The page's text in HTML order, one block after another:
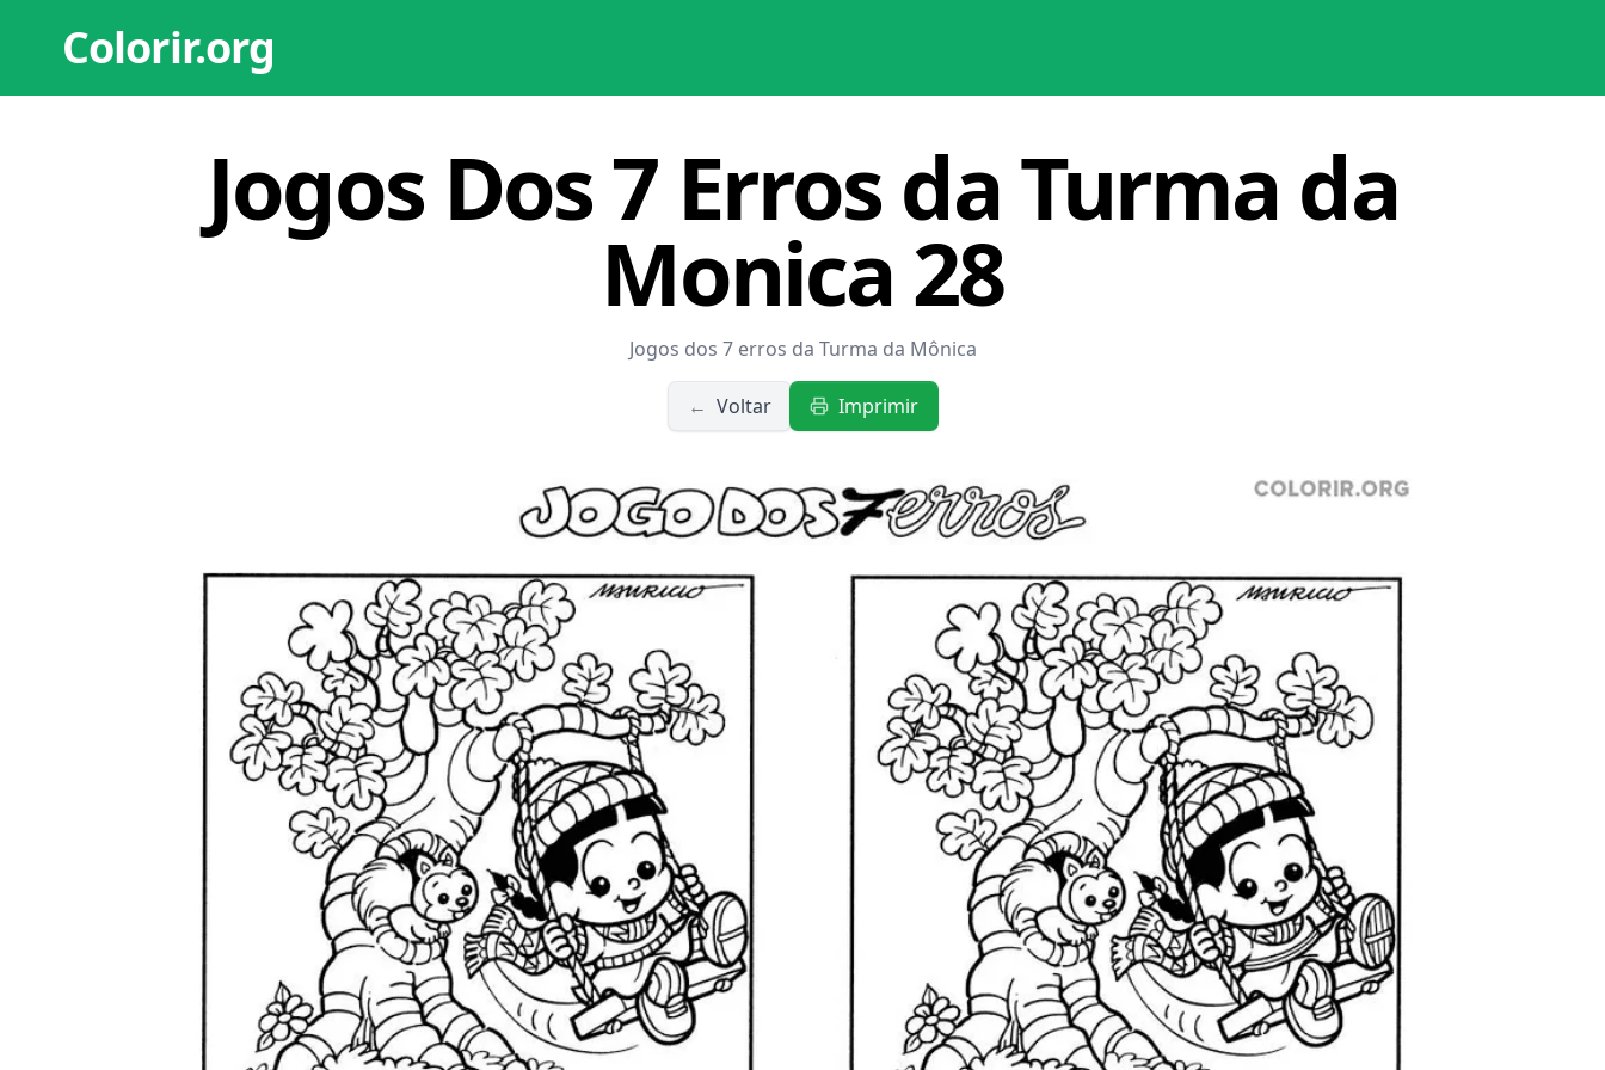
Colorir.org
Jogos Dos 7 Erros da Turma da
Monica 28
Jogos dos 7 erros da Turma da Mônica
← Voltar Imprimir